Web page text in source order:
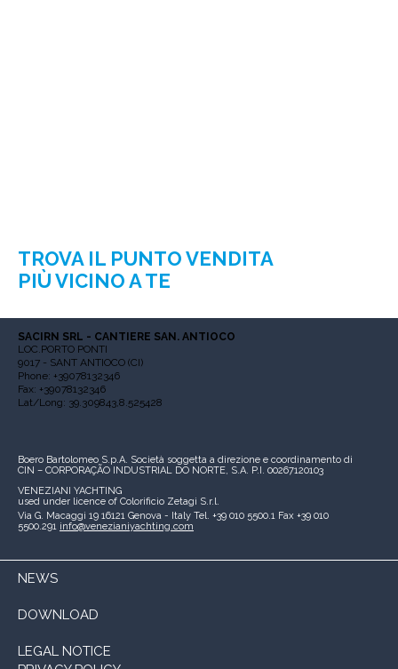
TROVA IL PUNTO VENDITA
PIÙ VICINO A TE
SACIRN SRL - CANTIERE SAN. ANTIOCO
LOC.PORTO PONTI
9017 - SANT ANTIOCO (CI)
Phone: +39078132346
Fax: +39078132346
Lat/Long: 39.309843,8.525428
Boero Bartolomeo S.p.A. Società soggetta a direzione e coordinamento di
CIN – CORPORAÇÃO INDUSTRIAL DO NORTE, S.A. P.I. 00267120103
VENEZIANI YACHTING
used under licence of Colorificio Zetagi S.r.l.
Via G. Macaggi 19 16121 Genova - Italy Tel. +39 010 5500.1 Fax +39 010
5500.291 info@venezianiyachting.com
NEWS
DOWNLOAD
LEGAL NOTICE